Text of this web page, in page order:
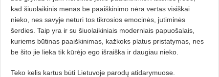
kad šiuolaikinis menas be paaiškinimo nėra vertas visiškai
nieko, nes savyje neturi tos tikrosios emocinės, jutiminės
šerdies. Taip yra ir su šiuolaikiniais moderniais papuošalais,
kuriems būtinas paaiškinimas, kažkoks platus pristatymas, nes
be šito jie lieka tik kūrėjo ego išraiška ir daugiau nieko.
Teko kelis kartus būti Lietuvoje parodų atidarymuose.